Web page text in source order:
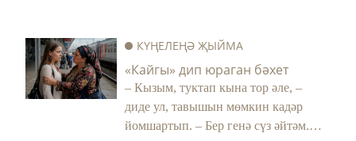
КҮҢЕЛЕҢӘ ҖЫЙМА
«Кайгы» дип юраган бәхет
– Кызым, туктап кына тор әле, –
диде ул, тавышын мөмкин кадәр
йомшартып. – Бер генә сүз әйтәм.